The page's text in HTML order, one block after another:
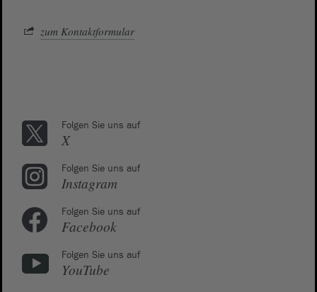
zum Kontaktformular
Folgen Sie uns auf
X
Folgen Sie uns auf
Instagram
Folgen Sie uns auf
Facebook
Folgen Sie uns auf
YouTube